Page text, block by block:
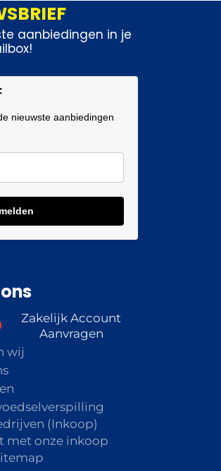
aanbiedingen in je
nieuwste aanbiedingen
Zakelijk Account
Aanvragen
wij
(Inkoop)
met onze inkoop